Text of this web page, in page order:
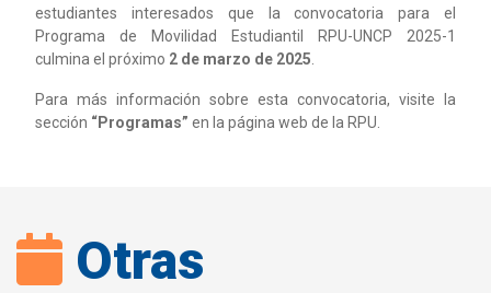
estudiantes interesados que la convocatoria para el
Programa de Movilidad Estudiantil RPU-UNCP 2025-1
culmina el próximo 2 de marzo de 2025
Para más información sobre esta convocatoria, visite la
sección “Programas” en la página web de la RPU.
Otras